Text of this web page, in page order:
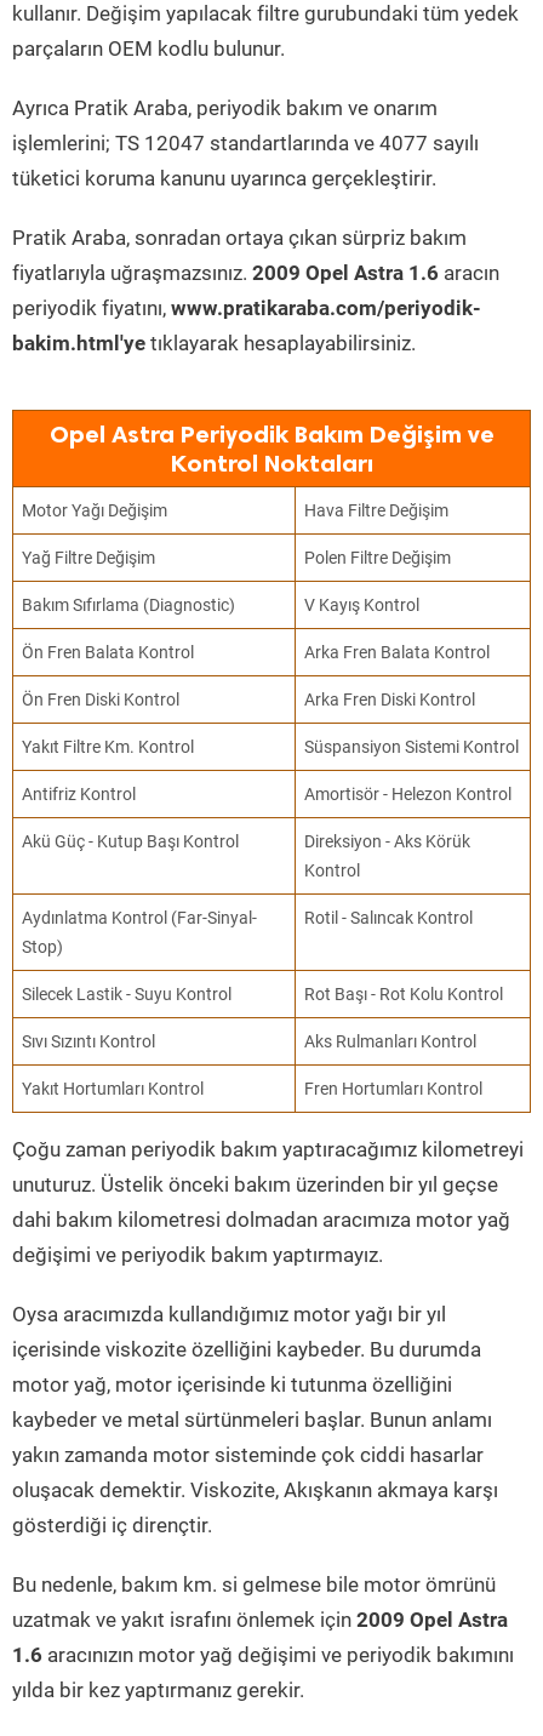
kullanır. Değişim yapılacak filtre gurubundaki tüm yedek
parçaların OEM kodlu bulunur.
Ayrıca Pratik Araba, periyodik bakım ve onarım
işlemlerini; TS 12047 standartlarında ve 4077 sayılı
tüketici koruma kanunu uyarınca gerçekleştirir.
Pratik Araba, sonradan ortaya çıkan sürpriz bakım
fiyatlarıyla uğraşmazsınız. 2009 Opel Astra 1.6 aracın
periyodik fiyatını, www.pratikaraba.com/periyodik-
bakim.html'ye tıklayarak hesaplayabilirsiniz.
Opel Astra Periyodik Bakım Değişim ve
Kontrol Noktaları
Motor Yağı Değişim Hava Filtre Değişim
Yağ Filtre Değişim Polen Filtre Değişim
Bakım Sıfırlama (Diagnostic) V Kayış Kontrol
Ön Fren Balata Kontrol Arka Fren Balata Kontrol
Ön Fren Diski Kontrol Arka Fren Diski Kontrol
Yakıt Filtre Km. Kontrol Süspansiyon Sistemi Kontrol
Antifriz Kontrol Amortisör - Helezon Kontrol
Akü Güç - Kutup Başı Kontrol
Direksiyon - Aks Körük
Kontrol
Aydınlatma Kontrol (Far-Sinyal-
Stop)
Rotil - Salıncak Kontrol
Silecek Lastik - Suyu Kontrol Rot Başı - Rot Kolu Kontrol
Sıvı Sızıntı Kontrol Aks Rulmanları Kontrol
Yakıt Hortumları Kontrol Fren Hortumları Kontrol
Çoğu zaman periyodik bakım yaptıracağımız kilometreyi
unuturuz. Üstelik önceki bakım üzerinden bir yıl geçse
dahi bakım kilometresi dolmadan aracımıza motor yağ
değişimi ve periyodik bakım yaptırmayız.
Oysa aracımızda kullandığımız motor yağı bir yıl
içerisinde viskozite özelliğini kaybeder. Bu durumda
motor yağ, motor içerisinde ki tutunma özelliğini
kaybeder ve metal sürtünmeleri başlar. Bunun anlamı
yakın zamanda motor sisteminde çok ciddi hasarlar
oluşacak demektir. Viskozite, Akışkanın akmaya karşı
gösterdiği iç dirençtir.
Bu nedenle, bakım km. si gelmese bile motor ömrünü
uzatmak ve yakıt israfını önlemek için 2009 Opel Astra
1.6 aracınızın motor yağ değişimi ve periyodik bakımını
yılda bir kez yaptırmanız gerekir.